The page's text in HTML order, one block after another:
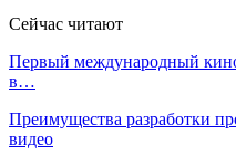
Сейчас читают
Первый международный
в…
Преимущества разработки
видео